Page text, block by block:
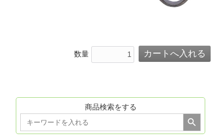
数量
商品検索をする
for:
Search Button